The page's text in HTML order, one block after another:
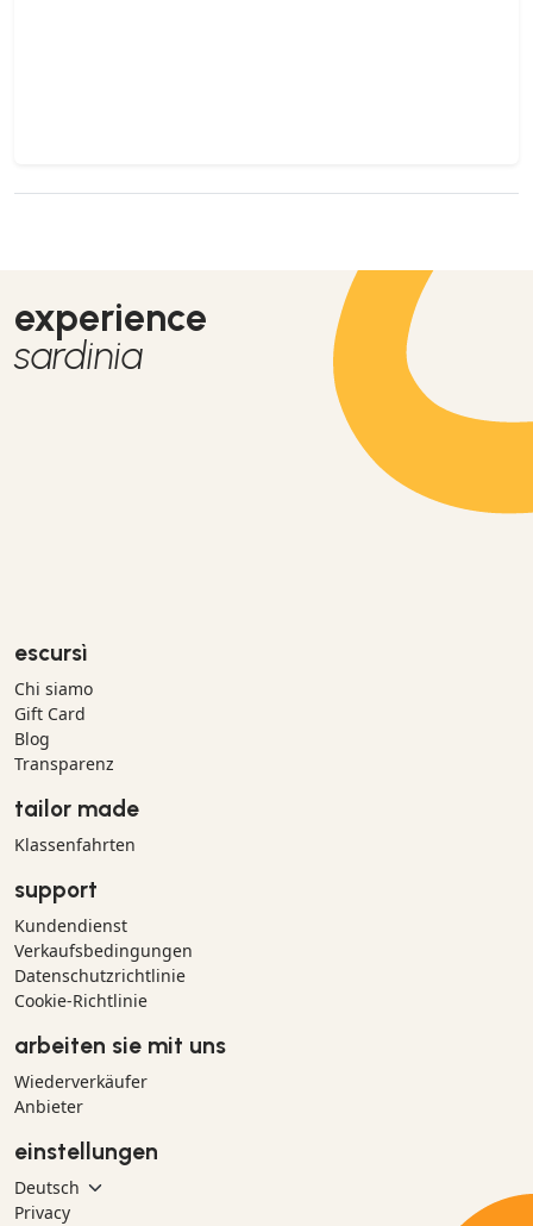
experience
sardinia
escursì
Chi siamo
Gift Card
Blog
Transparenz
tailor made
Klassenfahrten
support
Kundendienst
Verkaufsbedingungen
Datenschutzrichtlinie
Cookie-Richtlinie
arbeiten sie mit uns
Wiederverkäufer
Anbieter
einstellungen
Privacy